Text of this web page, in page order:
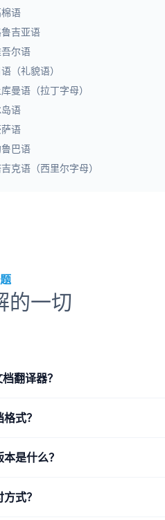
语
吉亚语
尔语
（礼貌语）
曼语（拉丁字母）
语
语
巴语
克语（西里尔字母）
的一切
翻译器？
式？
是什么？
式？